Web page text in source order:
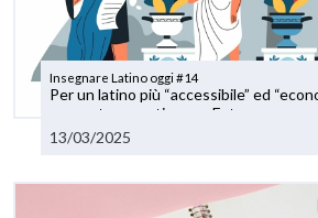
Insegnare Latino oggi #14
Per un latino più “accessibile” ed
proposta operativa con Futura
13/03/2025